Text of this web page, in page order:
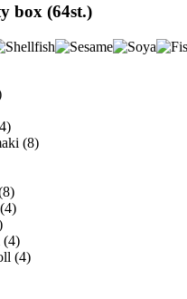
box (64st.)
(8)
(4)
(4)